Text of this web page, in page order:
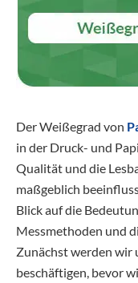
Der Weißegrad von
in der Druck- und
Qualität und die
maßgeblich
Blick auf die
Messmethoden und
Zunächst werden wir
beschäftigen, bevor